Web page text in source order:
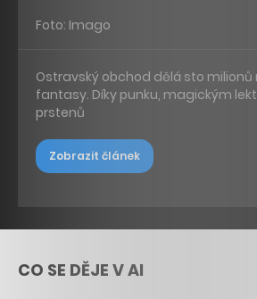
Foto: Imago
Ostravský obchod dělá sto
fantasy. Díky punku, magickým
prstenů
Zobrazit článek
CO SE DĚJE V AI